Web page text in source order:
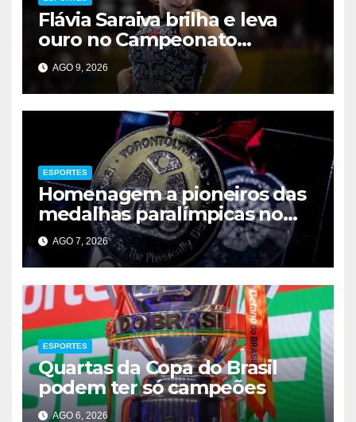
Flávia Saraiva brilha e leva
ouro no Campeonato
Brasileiro de Ginástica
AGO 9, 2026
ESPORTES
Homenagem a pioneiros das
medalhas paralímpicas no
Brasil
AGO 7, 2026
ESPORTES
Quartas da Copa do Brasil
podem ter só campeões
AGO 6, 2026